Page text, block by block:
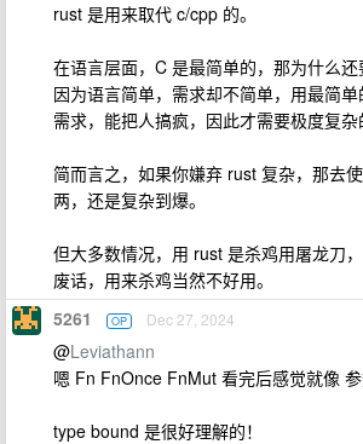
rust 是用来取代 c/cpp 的。
在语言层面，C 是最简单的，那为什么还
因为语言简单，需求却不简单，用最简
需求，能把人搞疯，因此才需要极度复杂
简而言之，如果你嫌弃 rust 复杂，那去
两，还是复杂到爆。
但大多数情况，用 rust 是杀鸡用屠龙刀，
废话，用来杀鸡当然不好用。
5261 OP Dec 27, 2024
@Leviathann
嗯 Fn FnOnce FnMut 看完后感觉就像
type bound 是很好理解的！